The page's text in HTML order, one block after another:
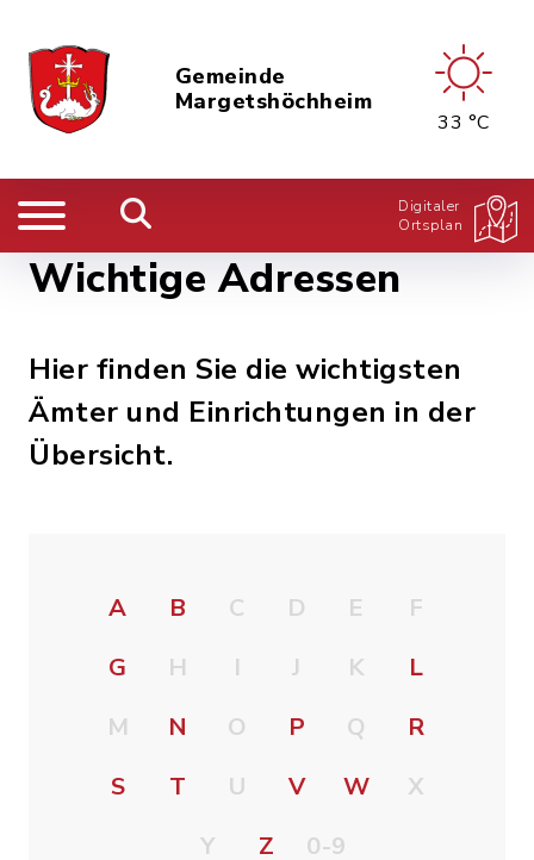
Gemeinde
Margetshöchheim
33 °C
Digitaler
Ortsplan
Wichtige Adressen
Hier finden Sie die wichtigsten
Ämter und Einrichtungen in der
Übersicht.
A B C D E
F
G
H I J K
L
M
N O P Q
R
S
T U V W
X
Y
Z 0-9